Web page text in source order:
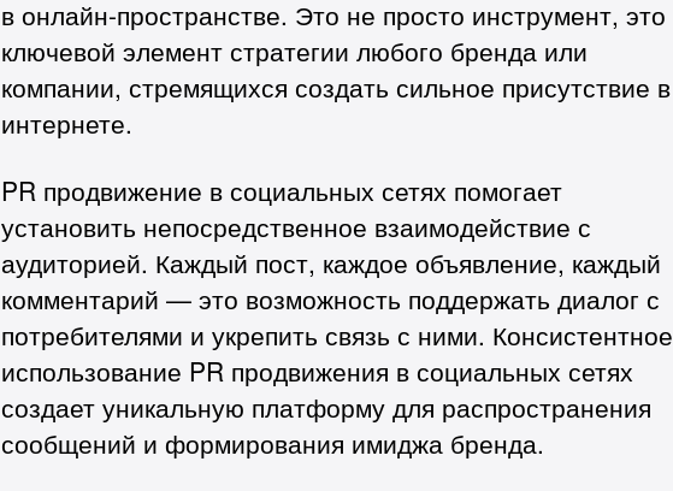
в онлайн-пространстве. Это не просто инструмент, это
ключевой элемент стратегии любого бренда или
компании, стремящихся создать сильное присутствие в
интернете.
PR продвижение в социальных сетях помогает
установить непосредственное взаимодействие с
аудиторией. Каждый пост, каждое объявление, каждый
комментарий — это возможность поддержать диалог с
потребителями и укрепить связь с ними. Консистентное
использование PR продвижения в социальных сетях
создает уникальную платформу для распространения
сообщений и формирования имиджа бренда.